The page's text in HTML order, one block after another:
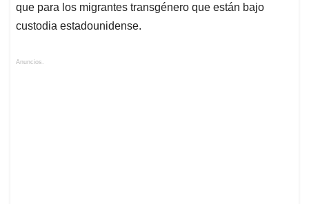
que para los migrantes transgénero que están bajo
custodia estadounidense.
Anuncios.